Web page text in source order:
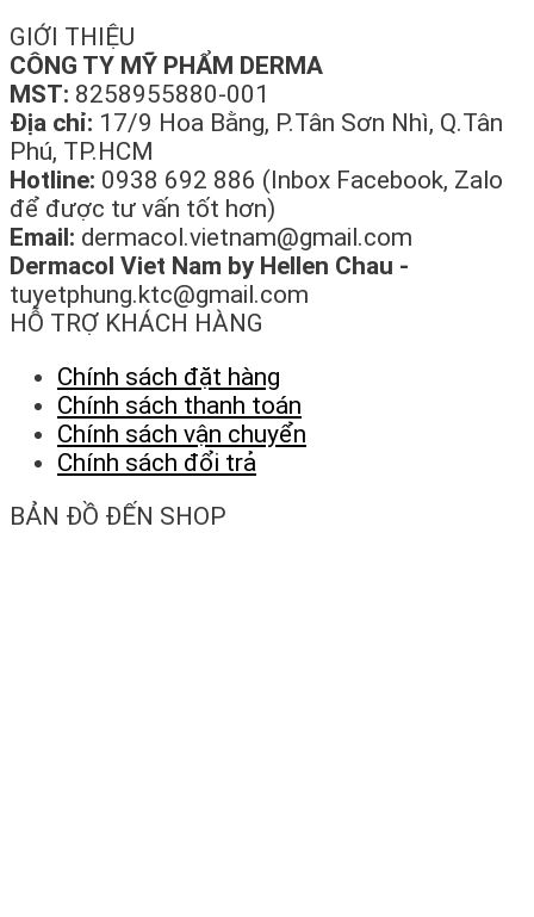
GIỚI THIỆU
CÔNG TY MỸ PHẨM DERMA
MST: 8258955880-001
Địa chỉ: 17/9 Hoa Bằng, P.Tân Sơn Nhì, Q.Tân
Phú, TP.HCM
Hotline: 0938 692 886 (Inbox Facebook, Zalo
để được tư vấn tốt hơn)
Email: dermacol.vietnam@gmail.com
Dermacol Viet Nam by Hellen Chau -
tuyetphung.ktc@gmail.com
HỖ TRỢ KHÁCH HÀNG
Chính sách đặt hàng
Chính sách thanh toán
Chính sách vận chuyển
Chính sách đổi trả
BẢN ĐỒ ĐẾN SHOP